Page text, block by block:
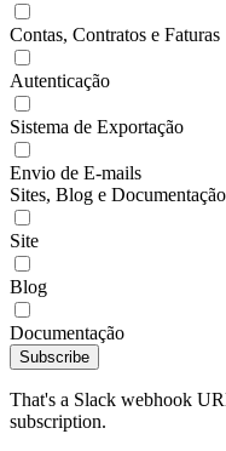
Contas, Contratos e Faturas
Autenticação
Sistema de Exportação
Envio de E-mails
Sites, Blog e Documentação
Site
Blog
Documentação
Subscribe
That's a Slack webhook
subscription.